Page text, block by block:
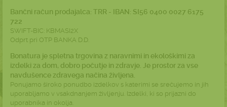
Bančni račun prodajalca: TRR - IBAN: SI56 0400 0027 6175
722
SWIFT-BIC: KBMASI2X
Odprt pri OTP BANKA D.D.
Bonatura je spletna trgovina z naravnimi in ekološkimi za
izdelki za dom, dobro počutje in zdravje. Je prostor za vse
navdušence zdravega načina življena.
Ponujamo široko ponudbo izdelkov s katerimi se srečujemo in jih
uporabljamo v vsakdnanjem življenju. Izdelki, ki so prijazni do
uporabnika in okolja.